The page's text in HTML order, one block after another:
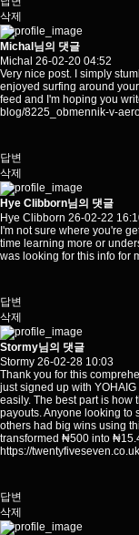
삭제
Michal님의 댓글
Michal 26-02-20 04:52
Very nice post. I simply
enjoyed surfing around
feed and I'm hoping you
blog/8225_obmennik-v-
답변
삭제
Hye Clibborn님의 댓글
Hye Clibborn 26-02-22
I'm not sure where you're
time learning more or
was looking for this info for
답변
삭제
Stormy님의 댓글
Stormy 26-02-28 10:03
Thank you for this
just signed up with
easily. The best part is how
payouts. Anyone looking to
others had big wins using
transformed ₦500 into
https://
답변
삭제